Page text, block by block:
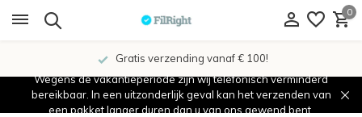
0
Gratis verzending vanaf € 100!
Wegens de vakantieperiode zijn wij telefonisch verminderd
bereikbaar. In een uitzonderlijk geval kan het verzenden van
een pakket langer duren dan u van ons gewend bent.